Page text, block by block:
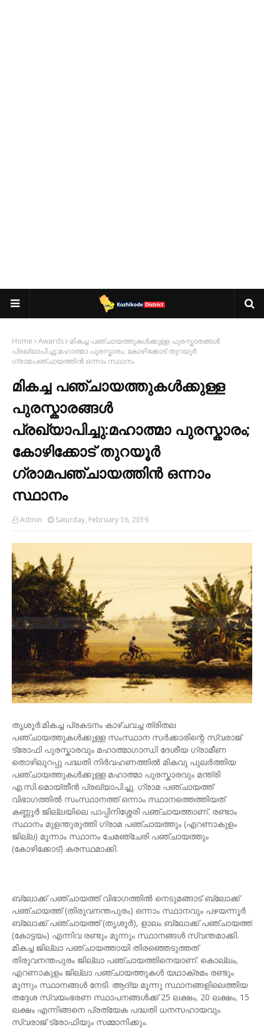
Home Awards
മികച്ച പഞ്ചായത്തുകൾക്കുള്ള പുരസ്കാരങ്ങൾ
പ്രഖ്യാപിച്ചു:മഹാത്മാ പുരസ്കാരം; കോഴിക്കോട് തുറയൂർ
ഗ്രാമപഞ്ചായത്തിൻ ഒന്നാം സ്ഥാനം
മികച്ച പഞ്ചായത്തുകൾക്കുള്ള
പുരസ്കാരങ്ങൾ
പ്രഖ്യാപിച്ചു:മഹാത്മാ പുരസ്കാരം;
കോഴിക്കോട് തുറയൂർ
ഗ്രാമപഞ്ചായത്തിൻ ഒന്നാം
സ്ഥാനം
Admin Saturday, February 16, 2019
തൃശൂർ:മികച്ച പ്രകടനം കാഴ്ചവച്ച ത്രിതല
പഞ്ചായത്തുകൾക്കുള്ള സംസ്ഥാന സർക്കാരിന്റെ സ്വരാജ്
ട്രോഫി പുരസ്കാരവും മഹാത്മാഗാന്ധി ദേശീയ ഗ്രാമീണ
തൊഴിലുറപ്പു പദ്ധതി നിർവഹണത്തിൽ മികവു പുലർത്തിയ
പഞ്ചായത്തുകൾക്കുള്ള മഹാത്മാ പുരസ്കാരവും മന്ത്രി
എ.സി.മൊയ്തീൻ പ്രഖ്യാപിച്ചു. ഗ്രാമ പഞ്ചായത്ത്
വിഭാഗത്തിൽ സംസ്ഥാനത്ത് ഒന്നാം സ്ഥാനത്തെത്തിയത്
കണ്ണൂർ ജില്ലയിലെ പാപ്പിനിശ്ശേരി പഞ്ചായത്താണ്. രണ്ടാം
സ്ഥാനം മുളന്തുരുത്തി ഗ്രാമ പഞ്ചായത്തും (എറണാകുളം
ജില്ല) മൂന്നാം സ്ഥാനം ചേമഞ്ചേരി പഞ്ചായത്തും
(കോഴിക്കോട്) കരസ്ഥമാക്കി.
ബ്ലോക്ക് പഞ്ചായത്ത് വിഭാഗത്തിൽ നെടുമങ്ങാട് ബ്ലോക്ക്
പഞ്ചായത്ത് (തിരുവനന്തപുരം) ഒന്നാം സ്ഥാനവും പഴയന്നൂർ
ബ്ലോക്ക് പഞ്ചായത്ത് (തൃശൂർ), ളാലം ബ്ലോക്ക് പഞ്ചായത്ത്
(കോട്ടയം) എന്നിവ രണ്ടും മൂന്നും സ്ഥാനങ്ങൾ സ്വന്തമാക്കി.
മികച്ച ജില്ലാ പഞ്ചായത്തായി തിരഞ്ഞെടുത്തത്
തിരുവനന്തപുരം ജില്ലാ പഞ്ചായത്തിനെയാണ്. കൊല്ലം,
എറണാകുളം ജില്ലാ പഞ്ചായത്തുകൾ യഥാക്രമം രണ്ടും
മൂന്നും സ്ഥാനങ്ങൾ നേടി. ആദ്യ മൂന്നു സ്ഥാനങ്ങളിലെത്തിയ
തദ്ദേശ സ്വയംഭരണ സ്ഥാപനങ്ങൾക്ക് 25 ലക്ഷം, 20 ലക്ഷം, 15
ലക്ഷം എന്നിങ്ങനെ പ്രത്യേക പദ്ധതി ധനസഹായവും
സ്വരാജ് ട്രോഫിയും സമ്മാനിക്കും.